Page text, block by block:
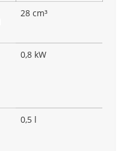
28 cm³
0,8 kW
0,5 l